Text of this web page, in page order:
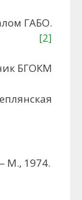
ГАБО.
[2]
БГОКМ
М., 1974.